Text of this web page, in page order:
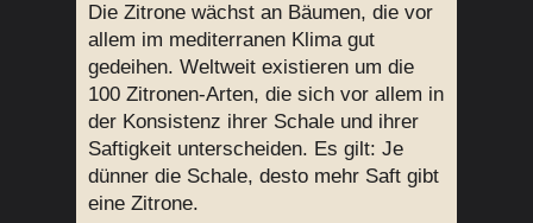
Die Zitrone wächst an Bäumen, die vor
allem im mediterranen Klima gut
gedeihen. Weltweit existieren um die
100 Zitronen-Arten, die sich vor allem in
der Konsistenz ihrer Schale und ihrer
Saftigkeit unterscheiden. Es gilt: Je
dünner die Schale, desto mehr Saft gibt
eine Zitrone.